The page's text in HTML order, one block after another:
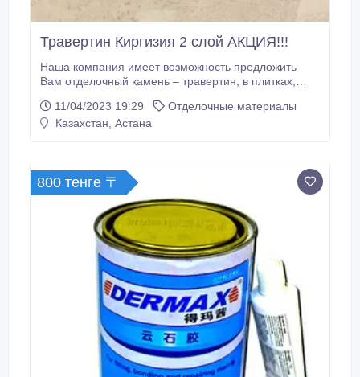
Травертин Киргизия 2 слой АКЦИЯ!!!
Наша компания имеет возможность предложить
Вам отделочный камень – травертин, в плитках,
цвет бежевый, 2-ой слой цвет светло-бежевый в
наличий.
11/04/2023 19:29
Отделочные материалы
Казахстан, Астана
800 тенге 〒